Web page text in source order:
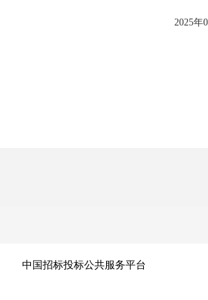
2025年
中国招标投标公共服务平台